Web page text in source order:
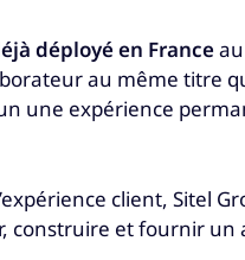
déployé en France
au même titre
une expérience
client, Sitel
construire et fournir